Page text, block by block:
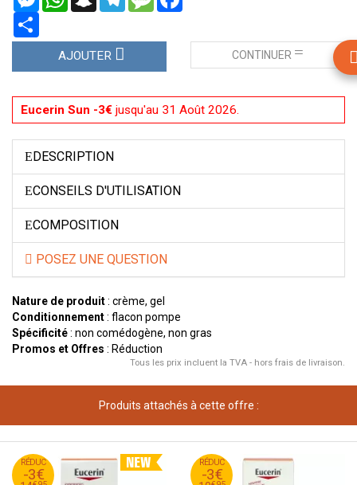
AJOUTER CONTINUER
Eucerin Sun -3€ jusqu'au 31 Août 2026.
DESCRIPTION
CONSEILS D'UTILISATION
COMPOSITION
POSEZ UNE QUESTION
Nature de produit: crème, gel
Conditionnement: flacon pompe
Spécificité: non comédogène, non gras
Promos et Offres : Réduction
Tous les prix incluent la TVA - hors frais de livraison.
Produits attachés à cette offre :
RÉDUC
-3€
17
€
95 RÉDUC
-3€
13
€
95